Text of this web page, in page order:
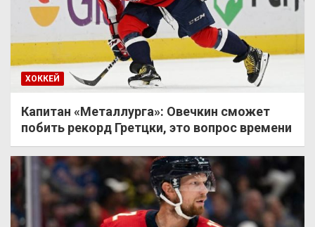
ХОККЕЙ
Капитан «Металлурга»: Овечкин сможет
побить рекорд Гретцки, это вопрос времени